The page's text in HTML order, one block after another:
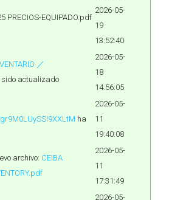
PRECIOS-EQUIPADO.pdf
2026-05-
19
13:52:40
／
sido actualizado
2026-05-
18
14:56:05
ha
2026-05-
11
19:40:08
archivo: CEIBA
2026-05-
11
17:31:49
2026-05-